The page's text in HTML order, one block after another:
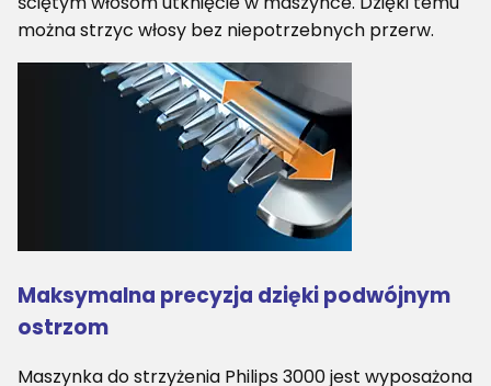
można strzyc włosy bez niepotrzebnych przerw.
Maksymalna precyzja dzięki podwójnym
ostrzom
Maszynka do strzyżenia Philips 3000 jest wyposażona